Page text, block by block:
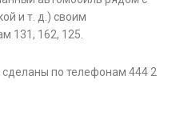
и т. д.) своим
131, 162, 125.
по телефонам 444 2